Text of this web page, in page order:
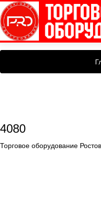
4080
Торговое оборудование Ростов